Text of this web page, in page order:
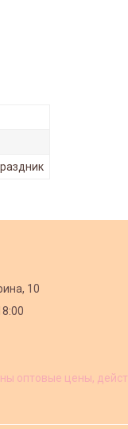
10
оптовые цены,